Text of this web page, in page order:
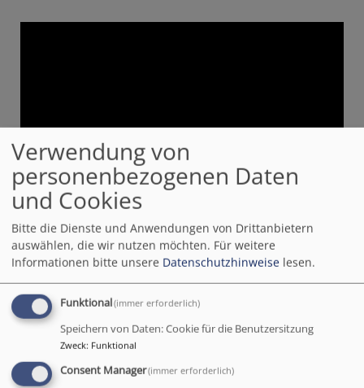
Verwendung von
personenbezogenen Daten
und Cookies
Bitte die Dienste und Anwendungen von Drittanbietern
auswählen, die wir nutzen möchten. Für weitere
Informationen bitte unsere Datenschutzhinweise lesen.
Funktional(immer erforderlich)
Speichern von Daten: Cookie für die Benutzersitzung
Zweck: Funktional
Consent Manager(immer erforderlich)